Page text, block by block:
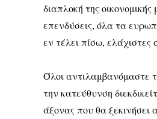
διαπλοκή της
επενδύσεις, όλα τα
εν τέλει πίσω,
Όλοι αντιλαμβανόμαστε
την κατεύθυνση
άξονας που θα